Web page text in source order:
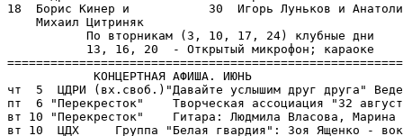
18  Борис Кинер и           30  Игорь Луньков и
    Михаил Цитриняк
           По вторникам (3, 10, 17, 24) клубные дни
           13, 16, 20  - Открытый микрофон; караоке
            КОНЦЕРТНАЯ АФИША. ИЮНЬ
чт  5  ЦДРИ (вх.своб.)"Давайте услышим друг друга"
пт  6 "Перекресток"    Творческая ассоциация "32
вт 10 "Перекресток"    Гитара: Людмила Власова, Марина
вт 10  ЦДХ     Группа "Белая гвардия": Зоя Ященко -